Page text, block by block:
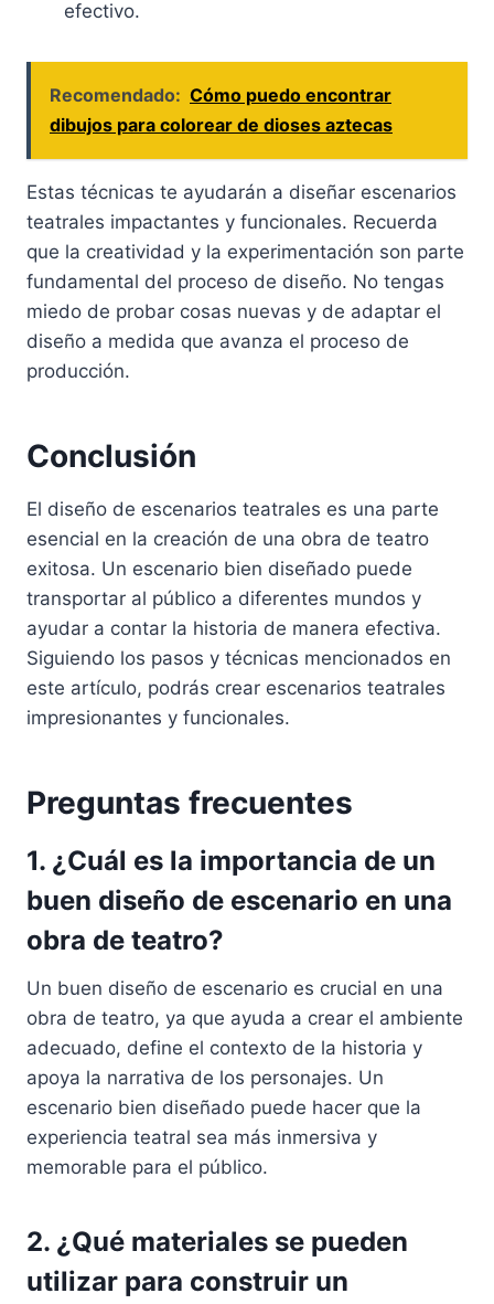
efectivo.
Recomendado: Cómo puedo encontrar
dibujos para colorear de dioses aztecas
Estas técnicas te ayudarán a diseñar escenarios
teatrales impactantes y funcionales. Recuerda
que la creatividad y la experimentación son parte
fundamental del proceso de diseño. No tengas
miedo de probar cosas nuevas y de adaptar el
diseño a medida que avanza el proceso de
producción.
Conclusión
El diseño de escenarios teatrales es una parte
esencial en la creación de una obra de teatro
exitosa. Un escenario bien diseñado puede
transportar al público a diferentes mundos y
ayudar a contar la historia de manera efectiva.
Siguiendo los pasos y técnicas mencionados en
este artículo, podrás crear escenarios teatrales
impresionantes y funcionales.
Preguntas frecuentes
1. ¿Cuál es la importancia de un
buen diseño de escenario en una
obra de teatro?
Un buen diseño de escenario es crucial en una
obra de teatro, ya que ayuda a crear el ambiente
adecuado, define el contexto de la historia y
apoya la narrativa de los personajes. Un
escenario bien diseñado puede hacer que la
experiencia teatral sea más inmersiva y
memorable para el público.
2. ¿Qué materiales se pueden
utilizar para construir un